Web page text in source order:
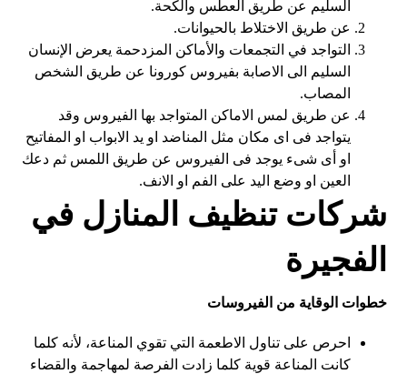
السليم عن طريق العطس والكحة.
عن طريق الاختلاط بالحيوانات.
التواجد في التجمعات والأماكن المزدحمة يعرض الإنسان
السليم الى الاصابة بفيروس كورونا عن طريق الشخص
المصاب.
عن طريق لمس الاماكن المتواجد بها الفيروس وقد
يتواجد فى اى مكان مثل المناضد او يد الابواب او المفاتيح
او أى شىء يوجد فى الفيروس عن طريق اللمس ثم دعك
العين او وضع اليد على الفم او الانف.
شركات تنظيف المنازل في
الفجيرة
خطوات الوقاية من الفيروسات
احرص على تناول الاطعمة التي تقوي المناعة، لأنه كلما
كانت المناعة قوية كلما زادت الفرصة لمهاجمة والقضاء